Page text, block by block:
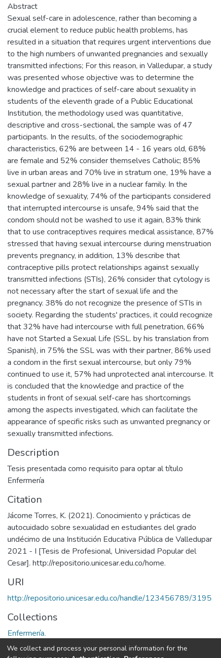
Abstract
Sexual self-care in adolescence, rather than becoming a
crucial element to reduce public health problems, has
resulted in a situation that requires urgent interventions due
to the high numbers of unwanted pregnancies and sexually
transmitted infections; For this reason, in Valledupar, a study
was presented whose objective was to determine the
knowledge and practices of self-care about sexuality in
students of the eleventh grade of a Public Educational
Institution, the methodology used was quantitative,
descriptive and cross-sectional, the sample was of 47
participants. In the results, of the sociodemographic
characteristics, 62% are between 14 - 16 years old, 68%
are female and 52% consider themselves Catholic; 85%
live in urban areas and 70% live in stratum one, 19% have a
sexual partner and 28% live in a nuclear family. In the
knowledge of sexuality, 74% of the participants considered
that interrupted intercourse is unsafe, 94% said that the
condom should not be washed to use it again, 83% think
that to use contraceptives requires medical assistance, 87%
stressed that having sexual intercourse during menstruation
prevents pregnancy, in addition, 13% describe that
contraceptive pills protect relationships against sexually
transmitted infections (STIs), 26% consider that cytology is
not necessary after the start of sexual life and the
pregnancy. 38% do not recognize the presence of STIs in
society. Regarding the students' practices, it could recognize
that 32% have had intercourse with full penetration, 66%
have not Started a Sexual Life (SSL. by his translation from
Spanish), in 75% the SSL was with their partner, 86% used
a condom in the first sexual intercourse, but only 79%
continued to use it, 57% had unprotected anal intercourse. It
is concluded that the knowledge and practice of the
students in front of sexual self-care has shortcomings
among the aspects investigated, which can facilitate the
appearance of specific risks such as unwanted pregnancy or
sexually transmitted infections.
Description
Tesis presentada como requisito para optar al título
Enfermería
Citation
Jácome Torres, K. (2021). Conocimiento y prácticas de
autocuidado sobre sexualidad en estudiantes del grado
undécimo de una Institución Educativa Pública de Valledupar
2021 - I [Tesis de Profesional, Universidad Popular del
Cesar]. http://repositorio.unicesar.edu.co/home.
URI
http://repositorio.unicesar.edu.co/handle/123456789/3195
Collections
Enfermería.
We collect and process your personal information for the